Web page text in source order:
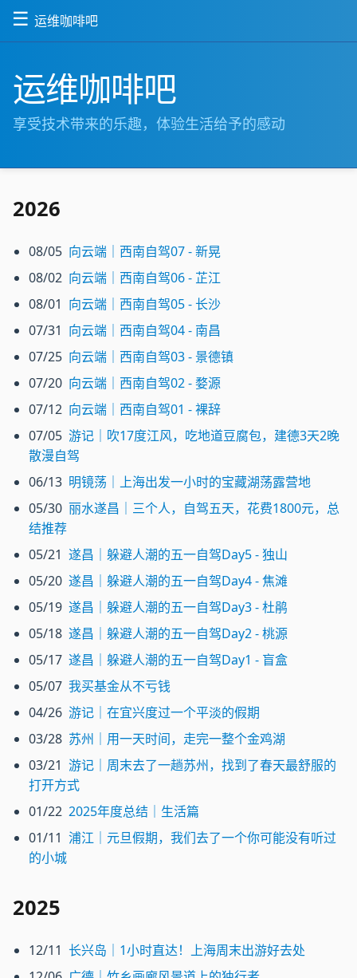
☰ 运维咖啡吧
运维咖啡吧
享受技术带来的乐趣，体验生活给予的感动
2026
08/05 向云端｜西南自驾07 - 新晃
08/02 向云端｜西南自驾06 - 芷江
08/01 向云端｜西南自驾05 - 长沙
07/31 向云端｜西南自驾04 - 南昌
07/25 向云端｜西南自驾03 - 景德镇
07/20 向云端｜西南自驾02 - 婺源
07/12 向云端｜西南自驾01 - 裸辞
07/05 游记｜吹17度江风，吃地道豆腐包，建德3天2晚
散漫自驾
06/13 明镜荡｜上海出发一小时的宝藏湖荡露营地
05/30 丽水遂昌｜三个人，自驾五天，花费1800元，总
结推荐
05/21 遂昌｜躲避人潮的五一自驾Day5 - 独山
05/20 遂昌｜躲避人潮的五一自驾Day4 - 焦滩
05/19 遂昌｜躲避人潮的五一自驾Day3 - 杜鹃
05/18 遂昌｜躲避人潮的五一自驾Day2 - 桃源
05/17 遂昌｜躲避人潮的五一自驾Day1 - 盲盒
05/07 我买基金从不亏钱
04/26 游记｜在宜兴度过一个平淡的假期
03/28 苏州｜用一天时间，走完一整个金鸡湖
03/21 游记｜周末去了一趟苏州，找到了春天最舒服的
打开方式
01/22 2025年度总结｜生活篇
01/11 浦江｜元旦假期，我们去了一个你可能没有听过
的小城
2025
12/11 长兴岛｜1小时直达！上海周末出游好去处